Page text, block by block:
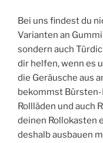
Bei uns findest du
Varianten an
sondern auch
dir helfen, wenn es
die Geräusche aus
bekommst
Rollläden und auch
deinen Rollokasten
deshalb ausbauen